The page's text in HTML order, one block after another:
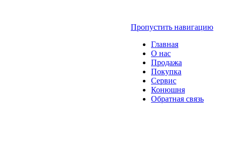
Пропустить навигацию
Главная
О нас
Продажа
Покупка
Сервис
Конюшня
Обратная связь